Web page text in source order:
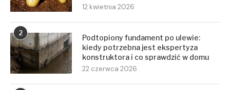
12 kwietnia 2026
2
Podtopiony fundament po ulewie:
kiedy potrzebna jest ekspertyza
konstruktora i co sprawdzić w domu
22 czerwca 2026